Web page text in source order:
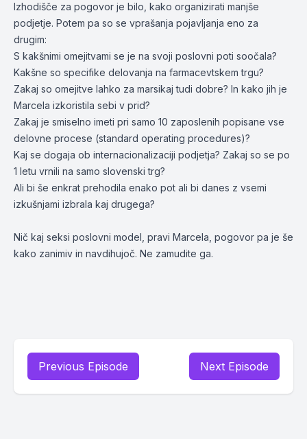
Izhodišče za pogovor je bilo, kako organizirati manjše
podjetje. Potem pa so se vprašanja pojavljanja eno za
drugim:
S kakšnimi omejitvami se je na svoji poslovni poti soočala?
Kakšne so specifike delovanja na farmacevtskem trgu?
Zakaj so omejitve lahko za marsikaj tudi dobre? In kako jih je
Marcela izkoristila sebi v prid?
Zakaj je smiselno imeti pri samo 10 zaposlenih popisane vse
delovne procese (standard operating procedures)?
Kaj se dogaja ob internacionalizaciji podjetja? Zakaj so se po
1 letu vrnili na samo slovenski trg?
Ali bi še enkrat prehodila enako pot ali bi danes z vsemi
izkušnjami izbrala kaj drugega?
Nič kaj seksi poslovni model, pravi Marcela, pogovor pa je še
kako zanimiv in navdihujoč. Ne zamudite ga.
Previous Episode Next Episode